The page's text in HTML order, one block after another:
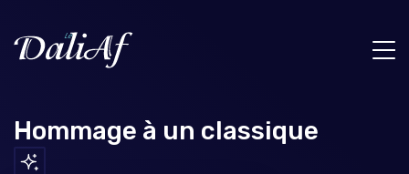
Hommage à un classique